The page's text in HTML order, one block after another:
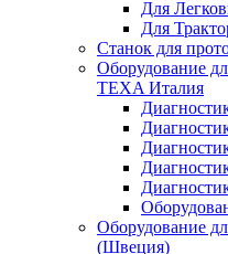
Для
Для
Станок для
Оборудование
TEXA Италия
Оборудование
(Швеция)